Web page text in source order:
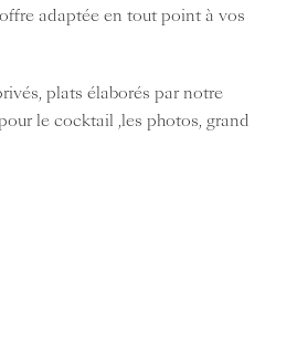
adaptée en tout point à vos
plats élaborés par notre
le cocktail ,les photos, grand